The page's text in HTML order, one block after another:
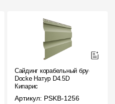
Сайдинг корабельный брус
Docke Натур D4.5D
Кипарис
Артикул: PSKB-1256